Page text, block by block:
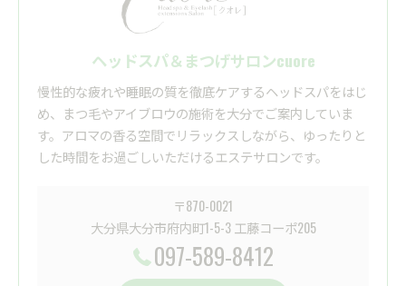
ヘッドスパ＆まつげサロンcuore
慢性的な疲れや睡眠の質を徹底ケアするヘッドスパをはじ
め、まつ毛やアイブロウの施術を大分でご案内していま
す。アロマの香る空間でリラックスしながら、ゆったりと
した時間をお過ごしいただけるエステサロンです。
〒870-0021
大分県大分市府内町1-5-3 工藤コーポ205
097-589-8412